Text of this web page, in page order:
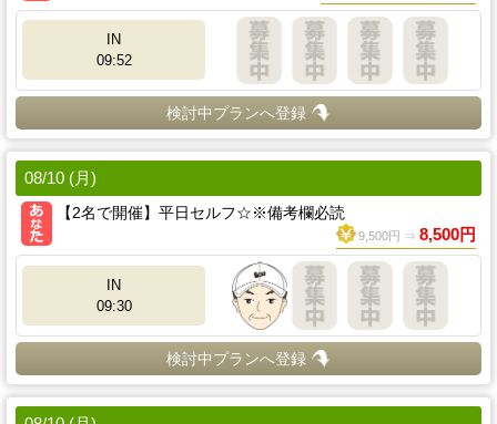
IN
09:52
検討中プランへ登録
08/10 (月)
【2名で開催】平日セルフ☆※備考欄必読
9,500円 ⇒ 8,500円
IN
09:30
検討中プランへ登録